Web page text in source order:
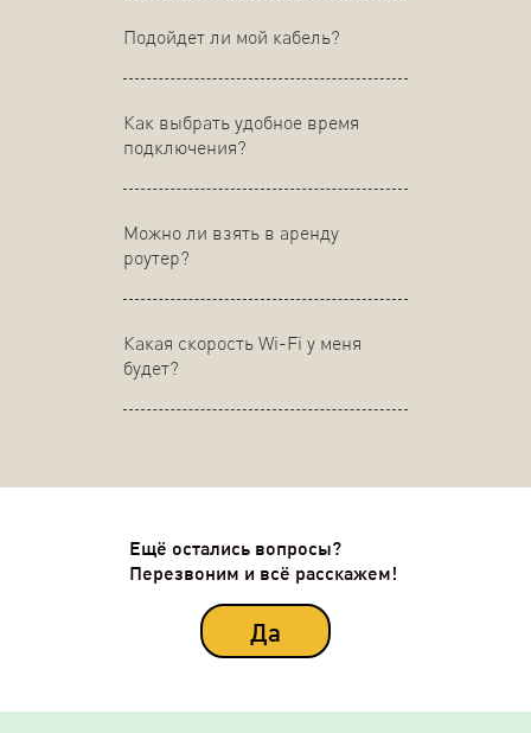
Подойдет ли мой кабель?
Как выбрать удобное время
подключения?
Можно ли взять в аренду
роутер?
Какая скорость Wi-Fi у меня
будет?
Ещё остались вопросы?
Перезвоним и всё расскажем!
Да